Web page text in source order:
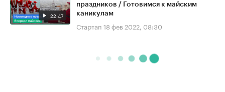
22:47
праздников / Готовимся к майским
каникулам
Стартап 18 фев 2022, 08:30